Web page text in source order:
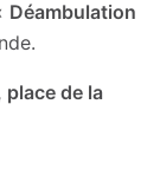
Déambulation
place de la